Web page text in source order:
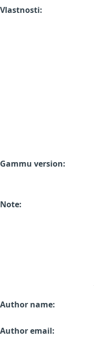
Vlastnosti:
Gammu version:
Note:
Author name:
Author email: